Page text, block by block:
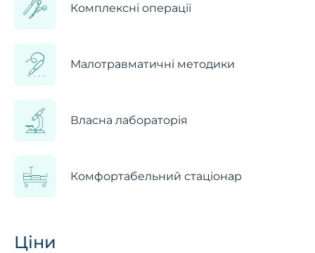
Комплексні операції
Малотравматичні методики
Власна лабораторія
Комфортабельний стаціонар
Ціни